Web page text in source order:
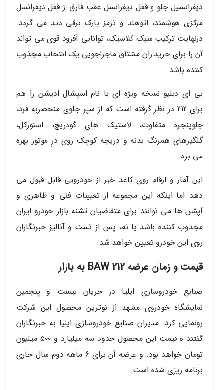
دیفرانسیل جلو و قفل دیفرانسل عقب فارق از قفل دیفرانسل
مرکزی هوشمند، اتوهلد و ترمز پارک برقی دید می گردد.
درنهایت ترکیب سبک کلاسیک، توانایی آفرود قوی می تواند
آن را برای خریداران مشتاق ماجراجویی یک انتخاب مجذوب
کننده باشد.
بی ای دبلیو نسخه ویژه ای با نام اسپشال ادیشن را هم
برای 212 در نظر گرفته است که از سپر جلوی منحصربه فرد،
جلوپنجره متفاوت، لاستیک های گودریچ، اسنورکل،
گلگیرهای همرنگ بدنه و دریچه کوچک روی درِ موتور بهره
می برد.
این آمار و ارقام روی کاغذ خبر از خودرویی قابل قبول می
دهد اما اینکه این مجموعه از تعیینات فنی و ظاهری و
آپشن ها می توانند برای متقاضیان تشنه بازار خودرو ایران
مجذوب کننده باشد یا نه، پس از تست و آنالیز خبرنگاران
روی این خودرو تعیین خواهد شد.
قیمت و زمان عرضه 212 BAW به بازار
صنایع خودروسازی ایلیا در جریان بیست و پنجمین
نمایشگاه خودروی مشهد از نوترین محصول این شرکت
رونمایی کرد. مدیران صنایع خودروسازی ایلیا به خبرنگاران
گفتند ه قیمت این محصول حدود سه میلیارد و 500 میلیون
تومان خواهد بود. و عرضه آن برای 6 ماهه دوم سال جاری
برنامه ریزی شده است.